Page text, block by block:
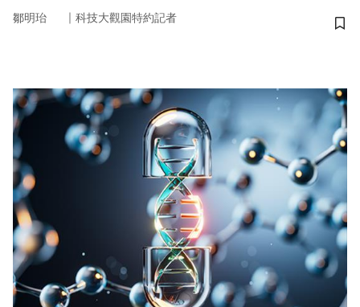
鄒明珆 ｜ 科技大觀園特約記者
儲